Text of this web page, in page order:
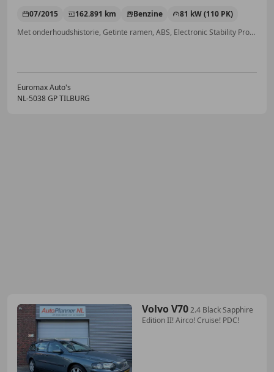
07/2015 162.891 km Benzine
81 kW (110 PK)
Met onderhoudshistorie, Getinte ramen, ABS, Electronic Stability Program, Cruise control, LED dagrijverlichting, LED verlichting, Lederen stuurwiel
Euromax Auto's
NL-5038 GP TILBURG
Volvo V702.4 Black Sapphire
Edition II! Airco! Cruise! PDC!